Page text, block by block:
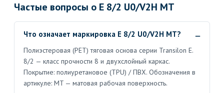
Частые вопросы о E 8/2 U0/V2H MT
Что означает маркировка E 8/2 U0/V2H MT?
Полиэстеровая (PET) тяговая основа серии Transilon E.
8/2 — класс прочности 8 и двухслойный каркас.
Покрытие: полиуретановое (TPU) / ПВХ. Обозначения в
артикуле: MT — матовая рабочая поверхность.